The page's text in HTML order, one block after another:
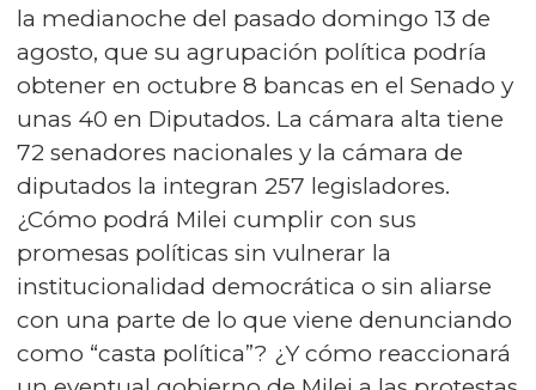
la medianoche del pasado domingo 13 de
agosto, que su agrupación política podría
obtener en octubre 8 bancas en el Senado y
unas 40 en Diputados. La cámara alta tiene
72 senadores nacionales y la cámara de
diputados la integran 257 legisladores.
¿Cómo podrá Milei cumplir con sus
promesas políticas sin vulnerar la
institucionalidad democrática o sin aliarse
con una parte de lo que viene denunciando
como “casta política”? ¿Y cómo reaccionará